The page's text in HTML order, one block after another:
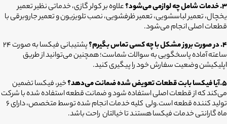
۳. خدمات شامل چه لوازمی می‌شود؟
علاوه بر کولر گازی، خدماتی نظیر تعمیر
یخچال، تعمیر لباسشویی، تعمیر ظرفشویی، نصب تلویزیون و تعمیر جاروبرقی با
قطعات اصلی انجام می‌شود.
۴. در صورت بروز مشکل با چه کسی تماس بگیرم؟
پشتیبانی فیکسا به صورت ۲۴
ساعته آماده پاسخگویی به سوالات شماست؛ همچنین می‌توانید از طریق
اپلیکیشن وضعیت سفارش خود را پیگیری کنید.
5.آیا فیکسا بابت قطعات تعویض شده ضمانت می‌دهد؟
خیر، فیکسا تضمین
می‌کند که از قطعات اصلی استفاده شود و ضمانت قطعه استفاده شده با شرکت
تولید کننده قطعه است.ولی کلیه خدمات انجام شده توسط متخصص، دارای ۶
ماه گارانتی خدمات فیکسا هستند تا خیالتان راحت باشد.